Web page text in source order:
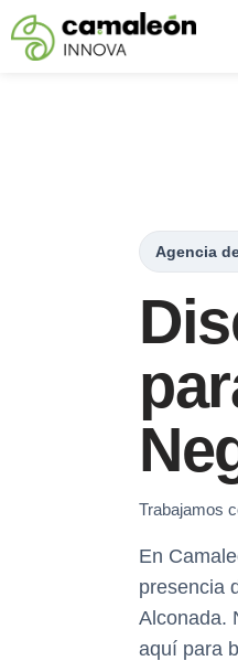
Saltar
Agencia
Trabajamos
En
presencia
Alconada.
aquí para